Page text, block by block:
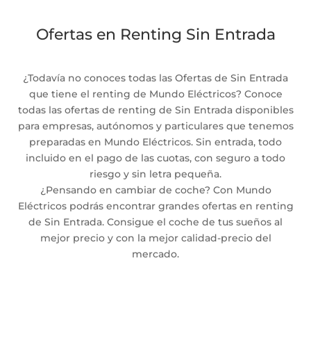
Ofertas en Renting Sin Entrada
¿Todavía no conoces todas las Ofertas de Sin Entrada
que tiene el renting de Mundo Eléctricos? Conoce
todas las ofertas de renting de Sin Entrada disponibles
para empresas, autónomos y particulares que tenemos
preparadas en Mundo Eléctricos. Sin entrada, todo
incluido en el pago de las cuotas, con seguro a todo
riesgo y sin letra pequeña.
¿Pensando en cambiar de coche? Con Mundo
Eléctricos podrás encontrar grandes ofertas en renting
de Sin Entrada. Consigue el coche de tus sueños al
mejor precio y con la mejor calidad-precio del
mercado.